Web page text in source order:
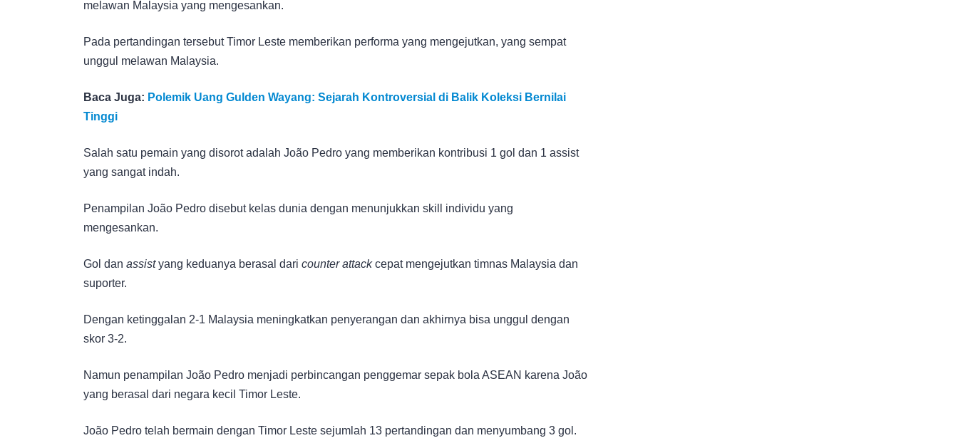
melawan Malaysia yang mengesankan.
Pada pertandingan tersebut Timor Leste memberikan performa yang mengejutkan, yang sempat
unggul melawan Malaysia.
Baca Juga: Polemik Uang Gulden Wayang: Sejarah Kontroversial di Balik Koleksi Bernilai
Tinggi
Salah satu pemain yang disorot adalah João Pedro yang memberikan kontribusi 1 gol dan 1 assist
yang sangat indah.
Penampilan João Pedro disebut kelas dunia dengan menunjukkan skill individu yang
mengesankan.
Gol dan assistyang keduanya berasal dari counter attackcepat mengejutkan timnas Malaysia dan
suporter.
Dengan ketinggalan 2-1 Malaysia meningkatkan penyerangan dan akhirnya bisa unggul dengan
skor 3-2.
Namun penampilan João Pedro menjadi perbincangan penggemar sepak bola ASEAN karena João
yang berasal dari negara kecil Timor Leste.
João Pedro telah bermain dengan Timor Leste sejumlah 13 pertandingan dan menyumbang 3 gol.